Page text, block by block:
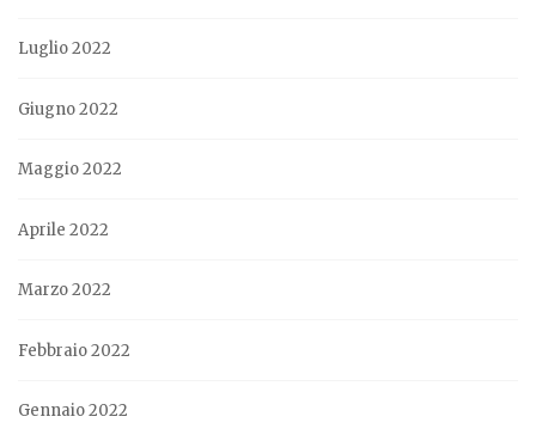
Luglio 2022
Giugno 2022
Maggio 2022
Aprile 2022
Marzo 2022
Febbraio 2022
Gennaio 2022